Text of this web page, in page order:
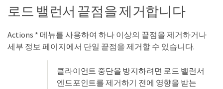
로드 밸런서 끝점을 제거합니다
Actions * 메뉴를 사용하여 하나 이상의 끝점을 제거하거나
세부 정보 페이지에서 단일 끝점을 제거할 수 있습니다.
클라이언트 중단을 방지하려면 로드 밸런서
엔드포인트를 제거하기 전에 영향을 받는